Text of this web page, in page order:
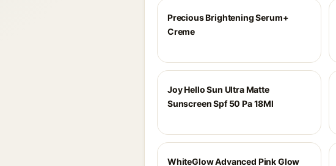
Precious Brightening Serum+
Creme
Joy Hello Sun Ultra Matte
Sunscreen Spf 50 Pa 18Ml
WhiteGlow Advanced Pink Glow